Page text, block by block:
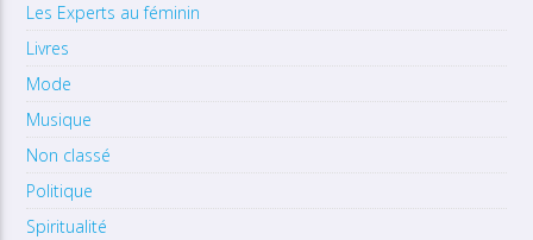
Les Experts au féminin
Livres
Mode
Musique
Non classé
Politique
Spiritualité